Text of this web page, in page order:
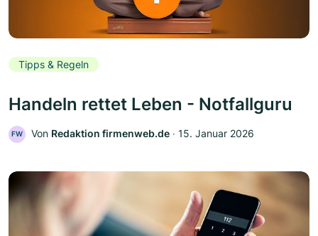
Tipps & Regeln
Handeln rettet Leben - Notfallguru
FW Von Redaktion firmenweb.de ‧ 15. Januar 2026